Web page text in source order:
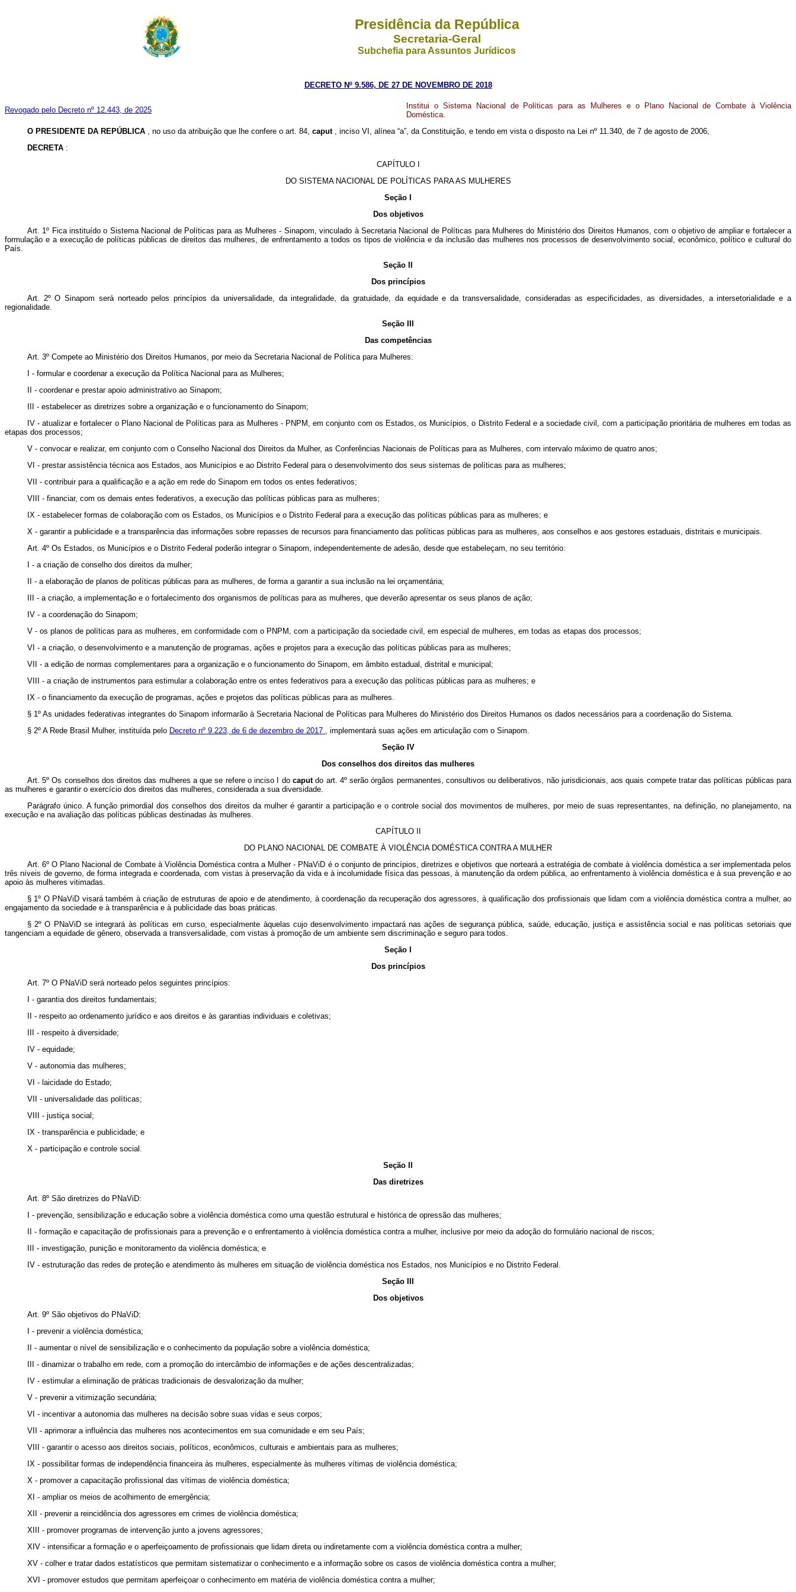
Presidência da República
Secretaria-Geral
Subchefia para Assuntos Jurídicos
DECRETO Nº 9.586, DE 27 DE NOVEMBRO DE 2018
Revogado pelo Decreto nº 12.443, de 2025
Institui o Sistema Nacional de Políticas para as Mulheres e o Plano Nacional de Combate à Violência
Doméstica.
O PRESIDENTE DA REPÚBLICA , no uso da atribuição que lhe confere o art. 84, caput , inciso VI, alínea “a”, da Constituição, e tendo em vista o disposto na Lei nº 11.340, de 7 de agosto de 2006,
DECRETA :
CAPÍTULO I
DO SISTEMA NACIONAL DE POLÍTICAS PARA AS MULHERES
Seção I
Dos objetivos
Art. 1º Fica instituído o Sistema Nacional de Políticas para as Mulheres - Sinapom, vinculado à Secretaria Nacional de Políticas para Mulheres do Ministério dos Direitos Humanos, com o objetivo de ampliar e fortalecer a
formulação e a execução de políticas públicas de direitos das mulheres, de enfrentamento a todos os tipos de violência e da inclusão das mulheres nos processos de desenvolvimento social, econômico, político e cultural do
País.
Seção II
Dos princípios
Art. 2º O Sinapom será norteado pelos princípios da universalidade, da integralidade, da gratuidade, da equidade e da transversalidade, consideradas as especificidades, as diversidades, a intersetorialidade e a
regionalidade.
Seção III
Das competências
Art. 3º Compete ao Ministério dos Direitos Humanos, por meio da Secretaria Nacional de Política para Mulheres:
I - formular e coordenar a execução da Política Nacional para as Mulheres;
II - coordenar e prestar apoio administrativo ao Sinapom;
III - estabelecer as diretrizes sobre a organização e o funcionamento do Sinapom;
IV - atualizar e fortalecer o Plano Nacional de Políticas para as Mulheres - PNPM, em conjunto com os Estados, os Municípios, o Distrito Federal e a sociedade civil, com a participação prioritária de mulheres em todas as
etapas dos processos;
V - convocar e realizar, em conjunto com o Conselho Nacional dos Direitos da Mulher, as Conferências Nacionais de Políticas para as Mulheres, com intervalo máximo de quatro anos;
VI - prestar assistência técnica aos Estados, aos Municípios e ao Distrito Federal para o desenvolvimento dos seus sistemas de políticas para as mulheres;
VII - contribuir para a qualificação e a ação em rede do Sinapom em todos os entes federativos;
VIII - financiar, com os demais entes federativos, a execução das políticas públicas para as mulheres;
IX - estabelecer formas de colaboração com os Estados, os Municípios e o Distrito Federal para a execução das políticas públicas para as mulheres; e
X - garantir a publicidade e a transparência das informações sobre repasses de recursos para financiamento das políticas públicas para as mulheres, aos conselhos e aos gestores estaduais, distritais e municipais.
Art. 4º Os Estados, os Municípios e o Distrito Federal poderão integrar o Sinapom, independentemente de adesão, desde que estabeleçam, no seu território:
I - a criação de conselho dos direitos da mulher;
II - a elaboração de planos de políticas públicas para as mulheres, de forma a garantir a sua inclusão na lei orçamentária;
III - a criação, a implementação e o fortalecimento dos organismos de políticas para as mulheres, que deverão apresentar os seus planos de ação;
IV - a coordenação do Sinapom;
V - os planos de políticas para as mulheres, em conformidade com o PNPM, com a participação da sociedade civil, em especial de mulheres, em todas as etapas dos processos;
VI - a criação, o desenvolvimento e a manutenção de programas, ações e projetos para a execução das políticas públicas para as mulheres;
VII - a edição de normas complementares para a organização e o funcionamento do Sinapom, em âmbito estadual, distrital e municipal;
VIII - a criação de instrumentos para estimular a colaboração entre os entes federativos para a execução das políticas públicas para as mulheres; e
IX - o financiamento da execução de programas, ações e projetos das políticas públicas para as mulheres.
§ 1º As unidades federativas integrantes do Sinapom informarão à Secretaria Nacional de Políticas para Mulheres do Ministério dos Direitos Humanos os dados necessários para a coordenação do Sistema.
§ 2º A Rede Brasil Mulher, instituída pelo Decreto nº 9.223, de 6 de dezembro de 2017 , implementará suas ações em articulação com o Sinapom.
Seção IV
Dos conselhos dos direitos das mulheres
Art. 5º Os conselhos dos direitos das mulheres a que se refere o inciso I do caputdo art. 4º serão órgãos permanentes, consultivos ou deliberativos, não jurisdicionais, aos quais compete tratar das políticas públicas para
as mulheres e garantir o exercício dos direitos das mulheres, considerada a sua diversidade.
Parágrafo único. A função primordial dos conselhos dos direitos da mulher é garantir a participação e o controle social dos movimentos de mulheres, por meio de suas representantes, na definição, no planejamento, na
execução e na avaliação das políticas públicas destinadas às mulheres.
CAPÍTULO II
DO PLANO NACIONAL DE COMBATE À VIOLÊNCIA DOMÉSTICA CONTRA A MULHER
Art. 6º O Plano Nacional de Combate à Violência Doméstica contra a Mulher - PNaViD é o conjunto de princípios, diretrizes e objetivos que norteará a estratégia de combate à violência doméstica a ser implementada pelos
três níveis de governo, de forma integrada e coordenada, com vistas à preservação da vida e à incolumidade física das pessoas, à manutenção da ordem pública, ao enfrentamento à violência doméstica e à sua prevenção e ao
apoio às mulheres vitimadas.
§ 1º O PNaViD visará também à criação de estruturas de apoio e de atendimento, à coordenação da recuperação dos agressores, à qualificação dos profissionais que lidam com a violência doméstica contra a mulher, ao
engajamento da sociedade e à transparência e à publicidade das boas práticas.
§ 2º O PNaViD se integrará às políticas em curso, especialmente àquelas cujo desenvolvimento impactará nas ações de segurança pública, saúde, educação, justiça e assistência social e nas políticas setoriais que
tangenciam a equidade de gênero, observada a transversalidade, com vistas à promoção de um ambiente sem discriminação e seguro para todos.
Seção I
Dos princípios
Art. 7º O PNaViD será norteado pelos seguintes princípios:
I - garantia dos direitos fundamentais;
II - respeito ao ordenamento jurídico e aos direitos e às garantias individuais e coletivas;
III - respeito à diversidade;
IV - equidade;
V - autonomia das mulheres;
VI - laicidade do Estado;
VII - universalidade das políticas;
VIII - justiça social;
IX - transparência e publicidade; e
X - participação e controle social.
Seção II
Das diretrizes
Art. 8º São diretrizes do PNaViD:
I - prevenção, sensibilização e educação sobre a violência doméstica como uma questão estrutural e histórica de opressão das mulheres;
II - formação e capacitação de profissionais para a prevenção e o enfrentamento à violência doméstica contra a mulher, inclusive por meio da adoção do formulário nacional de riscos;
III - investigação, punição e monitoramento da violência doméstica; e
IV - estruturação das redes de proteção e atendimento às mulheres em situação de violência doméstica nos Estados, nos Municípios e no Distrito Federal.
Seção III
Dos objetivos
Art. 9º São objetivos do PNaViD:
I - prevenir a violência doméstica;
II - aumentar o nível de sensibilização e o conhecimento da população sobre a violência doméstica;
III - dinamizar o trabalho em rede, com a promoção do intercâmbio de informações e de ações descentralizadas;
IV - estimular a eliminação de práticas tradicionais de desvalorização da mulher;
V - prevenir a vitimização secundária;
VI - incentivar a autonomia das mulheres na decisão sobre suas vidas e seus corpos;
VII - aprimorar a influência das mulheres nos acontecimentos em sua comunidade e em seu País;
VIII - garantir o acesso aos direitos sociais, políticos, econômicos, culturais e ambientais para as mulheres;
IX - possibilitar formas de independência financeira às mulheres, especialmente às mulheres vítimas de violência doméstica;
X - promover a capacitação profissional das vítimas de violência doméstica;
XI - ampliar os meios de acolhimento de emergência;
XII - prevenir a reincidência dos agressores em crimes de violência doméstica;
XIII - promover programas de intervenção junto a jovens agressores;
XIV - intensificar a formação e o aperfeiçoamento de profissionais que lidam direta ou indiretamente com a violência doméstica contra a mulher;
XV - colher e tratar dados estatísticos que permitam sistematizar o conhecimento e a informação sobre os casos de violência doméstica contra a mulher;
XVI - promover estudos que permitam aperfeiçoar o conhecimento em matéria de violência doméstica contra a mulher;